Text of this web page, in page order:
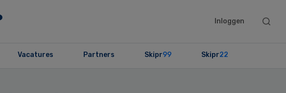
Inloggen
Search
Vacatures Partners Skipr99 Skipr22